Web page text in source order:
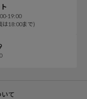
19:00
は18:00まで)
て